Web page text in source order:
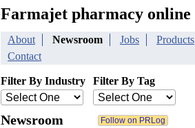
Farmajet pharmacy online
About Newsroom Jobs Products
Contact
Filter By Industry Filter By Tag
Newsroom